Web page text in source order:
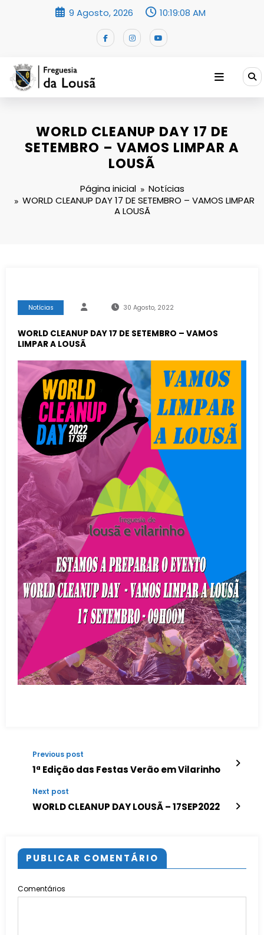
9 Agosto, 2026 10:19:09 AM
WORLD CLEANUP DAY 17 DE
SETEMBRO – VAMOS LIMPAR A
LOUSÃ
Página inicial
Notícias
WORLD CLEANUP DAY 17 DE SETEMBRO – VAMOS LIMPAR
A LOUSÃ
Notícias 30 Agosto, 2022
WORLD CLEANUP DAY 17 DE SETEMBRO – VAMOS
LIMPAR A LOUSÃ
Previous post
1ª Edição das Festas Verão em Vilarinho
Next post
WORLD CLEANUP DAY LOUSÃ – 17SEP2022
PUBLICAR COMENTÁRIO
Comentários